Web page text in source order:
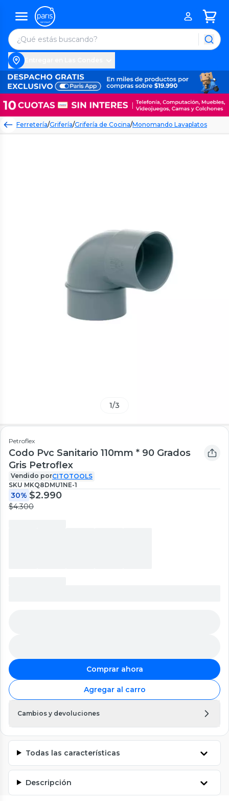
Ferretería/Grifería/Grifería de Cocina/Monomando Lavaplatos
1/3
Petroflex
Codo Pvc Sanitario 110mm * 90 Grados
Gris Petroflex
Vendido porCITOTOOLS
SKU MKQ8DMU1NE-1
30% $2.990
$4.300
Comprar ahora
Agregar al carro
Cambios y devoluciones
Todas las características
Descripción